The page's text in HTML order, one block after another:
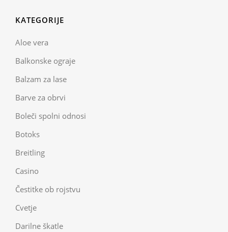
KATEGORIJE
Aloe vera
Balkonske ograje
Balzam za lase
Barve za obrvi
Boleči spolni odnosi
Botoks
Breitling
Casino
Čestitke ob rojstvu
Cvetje
Darilne škatle